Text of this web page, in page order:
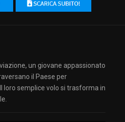
un giovane appassionato
il Paese per
loro semplice volo si trasforma in